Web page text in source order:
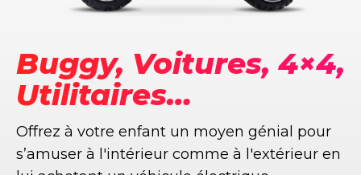
Buggy, Voitures, 4×4,
Utilitaires…
Offrez à votre enfant un moyen génial pour
s’amuser à l'intérieur comme à l'extérieur en